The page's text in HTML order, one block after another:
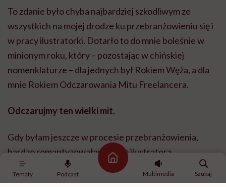
Tematy Podcast
Strona główna
Multimedia
Szukaj
To zdanie było chyba najbardziej szkodliwym ze
wszystkich na mojej drodze ku przebranżowieniu się i
w pracy ilustratorki. Dotarło to do mnie boleśnie w
minionym roku, który – pozostając w chińskiej
nomenklaturze – dla jednych był Rokiem Węża, a dla
mnie Rokiem Odczarowania Mitu Freelancera.
Odczarujmy ten wielki mit.
Gdy byłam jeszcze w procesie przebranżowienia,
bardzo romantyzowałam pracę ilustratora.
Naoglądałam się głupot w internecie i wydawało mi
się, że nadejdzie dzień, w którym pracowy kierat się